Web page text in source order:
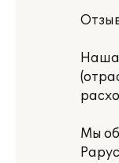
Наша
Мы